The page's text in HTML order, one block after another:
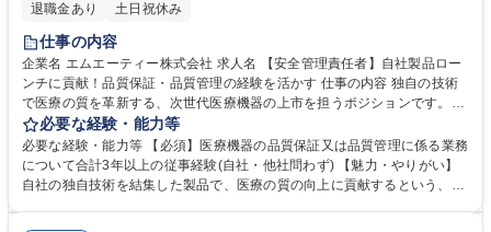
退職金あり
土日祝休み
仕事の内容
企業名 エムエーティー株式会社 求人名 【安全管理責任者】自社製品ロー
ンチに貢献！品質保証・品質管理の経験を活かす 仕事の内容 独自の技術
で医療の質を革新する、次世代医療機器の上市を担うポジションです。来
年に控えた製品ローンチに向け、その安全性と信頼性の根幹となる安全管
理体制の構築をリードしてください。 ■国内の医療機器に関する安全性情
報の収集、分析、社内への展開 ■自社製品の市販後安全管理体制の構築・
運用 ■不具合情報に基づく安全確保措置の立案・実施 ■製品リスクの評
必要な経験・能力等
必要な経験・能力等 【必須】医療機器の品質保証又は品質管理に係る業務
について合計3年以上の従事経験(自社・他社問わず) 【魅力・やりがい】
自社の独自技術を結集した製品で、医療の質の向上に貢献するという、社